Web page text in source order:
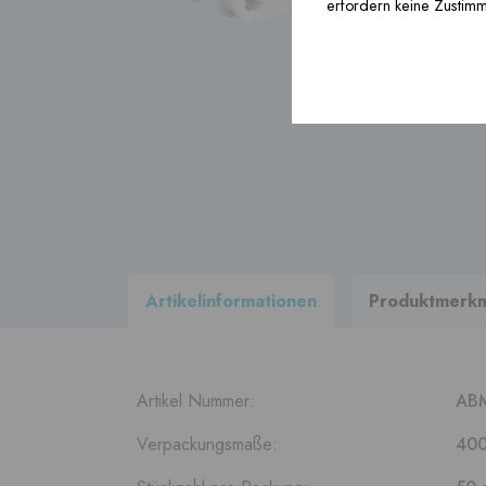
Artikelinformationen
Artikel Nummer:
Verpackungsmaße:
erfordern keine